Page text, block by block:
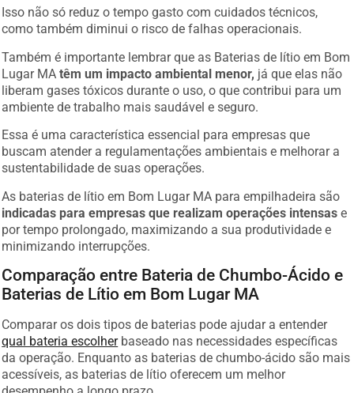
Isso não só reduz o tempo gasto com cuidados técnicos,
como também diminui o risco de falhas operacionais.
Também é importante lembrar que as Baterias de lítio em Bom
Lugar MAtêm um impacto ambiental menor, já que elas não
liberam gases tóxicos durante o uso, o que contribui para um
ambiente de trabalho mais saudável e seguro.
Essa é uma característica essencial para empresas que
buscam atender a regulamentações ambientais e melhorar a
sustentabilidade de suas operações.
As baterias de lítio em Bom Lugar MA para empilhadeira são
indicadas para empresas que realizam operações intensas e
por tempo prolongado, maximizando a sua produtividade e
minimizando interrupções.
Comparação entre Bateria de Chumbo-Ácido e
Baterias de Lítio em Bom Lugar MA
Comparar os dois tipos de baterias pode ajudar a entender
qual bateria escolherbaseado nas necessidades específicas
da operação. Enquanto as baterias de chumbo-ácido são mais
acessíveis, as baterias de lítio oferecem um melhor
desempenho a longo prazo.